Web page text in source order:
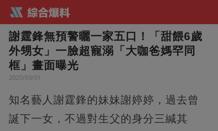
謝霆鋒無預警曬一家五口！「甜餵6歲
外甥女」一臉超寵溺「大咖爸媽罕同
框」畫面曝光
2025/03/01
知名藝人謝霆鋒的妹妹謝婷婷，過去曾
誕下一女，不過對生父的身分三緘其